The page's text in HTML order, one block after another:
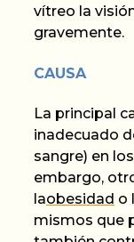
vítreo la
gravemente.
CAUSA
La principal
inadecuado
sangre) en
embargo,
laobesidad o
mismos que